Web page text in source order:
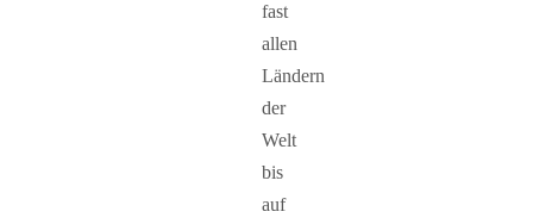
fast
allen
Ländern
der
Welt
bis
auf